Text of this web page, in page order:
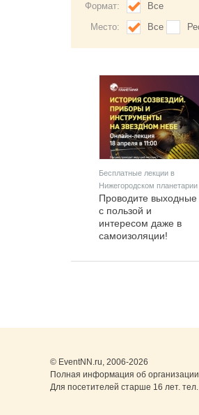
Формат:
Все
Место:
Все
Бесплатные лекции в
Нижегородском планетарии
Проводите выходные
с пользой и
интересом даже в
самоизоляции!
© EventNN.ru, 2006-2026
Полная информация об
Для посетителей старше 16 лет. тел.